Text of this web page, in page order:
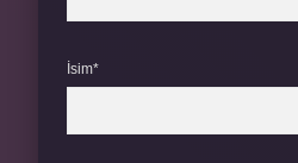
İsim*